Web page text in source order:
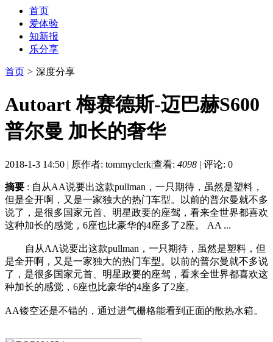
首页
爱体验
知新报
乐分享
首页 > 深度分享
Autoart 梅赛德斯-迈巴赫S600
普尔曼 加长的奢华
2018-1-3 14:50 | 原作者: tommyclerk|查看: 4098 | 评论: 0
摘要 : 自从AA说要出这款pullman，一只期待，虽然是塑料，
但是全开啊，又是一家独大的热门车型。以前的普尔曼就不多
说了，是很多国家元首、明星政要的座驾，看来全世界都喜欢
这种加长的感觉，6座也比豪华的4座多了2座。 AA ...
自从AA说要出这款pullman，一只期待，虽然是塑料，但
是全开啊，又是一家独大的热门车型。以前的普尔曼就不多说
了，是很多国家元首、明星政要的座驾，看来全世界都喜欢这
种加长的感觉，6座也比豪华的4座多了2座。
AA镂空还是不错的，通过进气栅格能看到 正面的散热水箱。